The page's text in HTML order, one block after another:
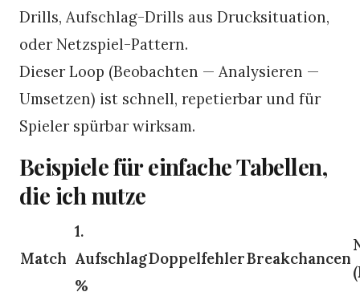
Drills, Aufschlag-Drills aus Drucksituation,
oder Netzspiel-Pattern.
Dieser Loop (Beobachten — Analysieren —
Umsetzen) ist schnell, repetierbar und für
Spieler spürbar wirksam.
Beispiele für einfache Tabellen,
die ich nutze
Match
1.
Aufschlag
%
DoppelfehlerBreakchancen